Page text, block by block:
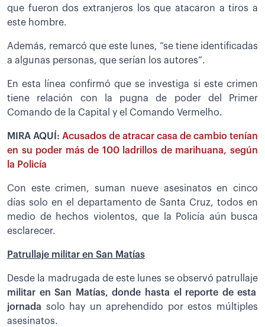
que fueron dos extranjeros los que atacaron a tiros a
este hombre.
Además, remarcó que este lunes, “se tiene identificadas
a algunas personas, que serían los autores”.
En esta línea confirmó que se investiga si este crimen
tiene relación con la pugna de poder del Primer
Comando de la Capital y el Comando Vermelho.
MIRA AQUÍ: Acusados de atracar casa de cambio tenían
en su poder más de 100 ladrillos de marihuana, según
la Policía
Con este crimen, suman nueve asesinatos en cinco
días solo en el departamento de Santa Cruz, todos en
medio de hechos violentos, que la Policía aún busca
esclarecer.
Patrullaje militar en San Matías
Desde la madrugada de este lunes se observó patrullaje
militar en San Matías, donde hasta el reporte de esta
jornada solo hay un aprehendido por estos múltiples
asesinatos.